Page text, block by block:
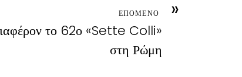
»
ΕΠΟΜΕΝΟ
το 62ο «Sette Colli»
στη Ρώμη